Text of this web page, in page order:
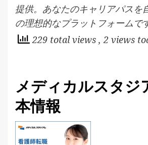
提供。あなたのキャリアパスを
の理想的なプラットフォームで
229 total views , 2 views
メディカルスタジ
本情報